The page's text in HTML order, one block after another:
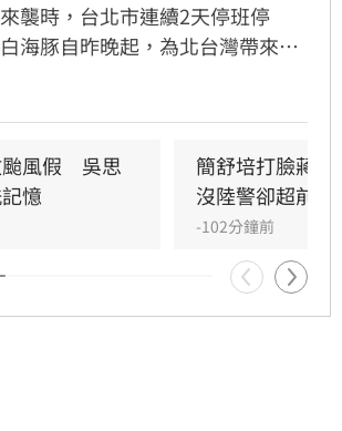
襲時，台北市連續2天停班停
海豚自昨晚起，為北台灣帶來強
市今（9）日卻未放假，引發民
的疑慮，不會說是精不精準的問
是什麼？你的標準是什麼？能不能
市民能夠事先知道說，原來標準
今天有放、今天沒有放。他呼籲，
夠有一些比
風假　吳思
憶
簡舒培打臉蔣
沒陸警卻超前放
-102分鐘前